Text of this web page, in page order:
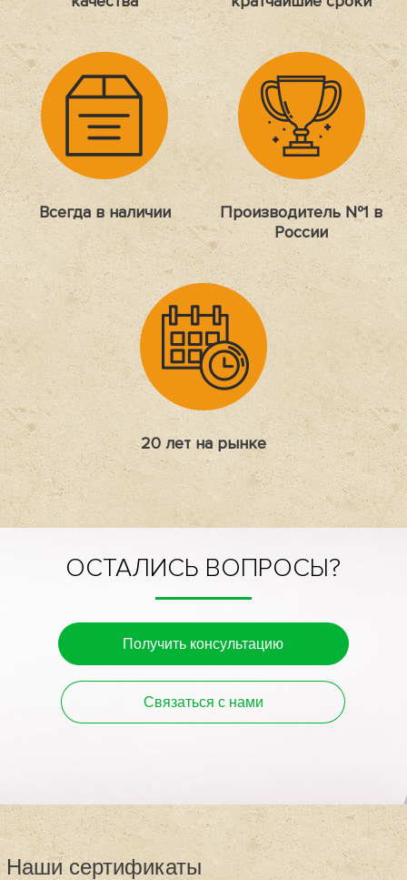
Всегда в наличии
Производитель №1 в
России
20 лет на рынке
ОСТАЛИСЬ ВОПРОСЫ?
Получить консультацию
Связаться с нами
Наши сертификаты